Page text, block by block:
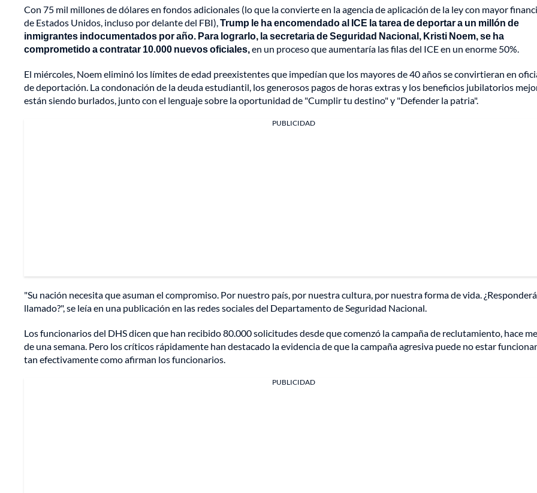
Con 75 mil millones de dólares en fondos adicionales (lo que la convierte en la agencia de aplicación de la ley con mayor
de Estados Unidos, incluso por delante del FBI),Trump le ha encomendado al ICE la tarea de deportar a un millón de
inmigrantes indocumentados por año. Para lograrlo, la secretaria de Seguridad Nacional, Kristi Noem, se ha
comprometido a contratar 10.000 nuevos oficiales,en un proceso que aumentaría las filas del ICE en un enorme 50%.
El miércoles, Noem eliminó los límites de edad preexistentes que impedían que los mayores de 40 años se convirtieran en
de deportación. La condonación de la deuda estudiantil, los generosos pagos de horas extras y los beneficios jubilatorios
están siendo burlados, junto con el lenguaje sobre la oportunidad de "Cumplir tu destino" y "Defender la patria".
PUBLICIDAD
"Su nación necesita que asuman el compromiso. Por nuestro país, por nuestra cultura, por nuestra forma de vida.
llamado?", se leía en una publicación en las redes sociales del Departamento de Seguridad Nacional.
Los funcionarios del DHS dicen que han recibido 80.000 solicitudes desde que comenzó la campaña de reclutamiento, hace
de una semana. Pero los críticos rápidamente han destacado la evidencia de que la campaña agresiva puede no estar
tan efectivamente como afirman los funcionarios.
PUBLICIDAD